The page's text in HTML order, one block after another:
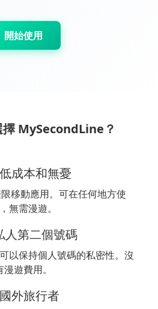
開始使用
擇 MySecondLine？
成本和無憂
移動應用。可在任何地方使
無需漫遊。
人第二個號碼
以保持個人號碼的私密性。沒
漫遊費用。
外旅行者